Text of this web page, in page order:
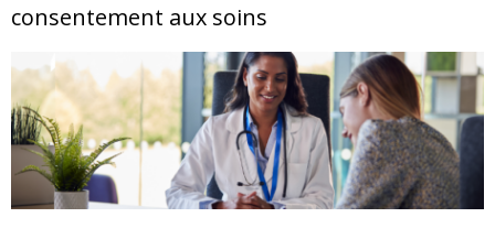
consentement aux soins